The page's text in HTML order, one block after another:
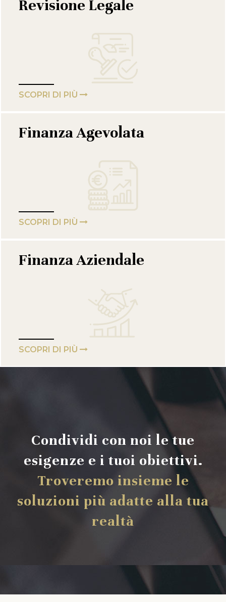
Revisione Legale
SCOPRI DI PIÙ
Finanza Agevolata
SCOPRI DI PIÙ
Finanza Aziendale
SCOPRI DI PIÙ
Condividi con noi le tue
esigenze e i tuoi obiettivi.
Troveremo insieme le
soluzioni più adatte alla tua
realtà